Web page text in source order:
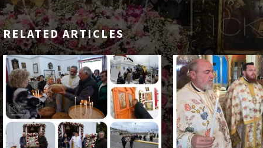
RELATED ARTICLES